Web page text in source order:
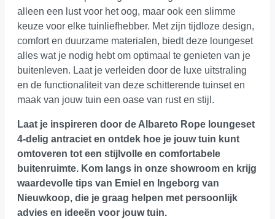
alleen een lust voor het oog, maar ook een slimme
keuze voor elke tuinliefhebber. Met zijn tijdloze design,
comfort en duurzame materialen, biedt deze loungeset
alles wat je nodig hebt om optimaal te genieten van je
buitenleven. Laat je verleiden door de luxe uitstraling
en de functionaliteit van deze schitterende tuinset en
maak van jouw tuin een oase van rust en stijl.
Laat je inspireren door de Albareto Rope loungeset
4-delig antraciet en ontdek hoe je jouw tuin kunt
omtoveren tot een stijlvolle en comfortabele
buitenruimte. Kom langs in onze showroom en krijg
waardevolle tips van Emiel en Ingeborg van
Nieuwkoop, die je graag helpen met persoonlijk
advies en ideeën voor jouw tuin.